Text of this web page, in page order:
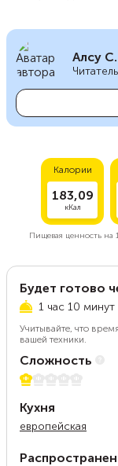
Алсу С.
Калории
183,09
кКал
Пищевая ценность на
Будет готово
1 час 10 минут
Учитывайте, что
вашей техники.
Сложность
1 из 5
Кухня
европейская